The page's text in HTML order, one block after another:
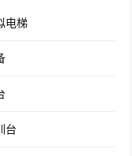
电梯
台